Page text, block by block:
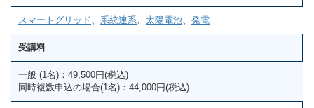
スマートグリッド 系統連系 太陽電池 発電
受講料
一般 (1名)：49,500円(税込)
同時複数申込の場合(1名)：44,000円(税込)